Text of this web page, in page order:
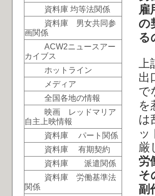
雇
の
る
出
で
を
は
ッ
厳
労
そ
副
資料庫 均等法関係
資料庫 男女共同参
画関係
ACW2ニュースアー
カイブス
ホットライン
メディア
全国各地の情報
映画 レッドマリア
自主上映情報
資料庫 パート関係
資料庫 有期契約
資料庫 派遣関係
資料庫 労働基準法
関係